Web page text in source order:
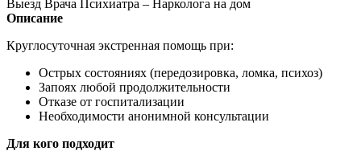
Выезд Врача Психиатра – Нарколога на дом
Описание
Круглосуточная экстренная помощь при:
Острых состояниях (передозировка, ломка, психоз)
Запоях любой продолжительности
Отказе от госпитализации
Необходимости анонимной консультации
Для кого подходит